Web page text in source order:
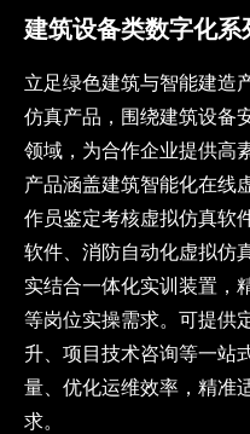
为数
字教
育提
供沉
浸式
教学
解决
方
案，
助力
教育
数字
化转
型与
智能
化升
建筑设备类数字化系
立足绿色建筑与智能建造
仿真产品，围绕建筑设备
领域，为合作企业提供高
产品涵盖建筑智能化在线
作员鉴定考核虚拟仿真软
软件、消防自动化虚拟仿
实结合一体化实训装置，
等岗位实操需求。可提供
升、项目技术咨询等一站
量、优化运维效率，精准
求。